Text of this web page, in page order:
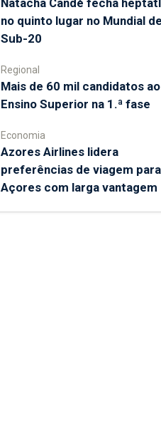
no quinto lugar no Mundial
Sub-20
Regional
Mais de 60 mil candidatos ao
Ensino Superior na 1.ª fase
Economia
Azores Airlines lidera
preferências de viagem
Açores com larga vantagem